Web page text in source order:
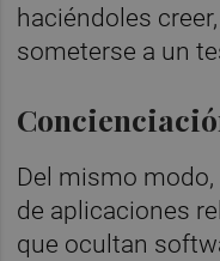
haciéndoles
someterse a un
Del mismo
de aplicaciones
que ocultan